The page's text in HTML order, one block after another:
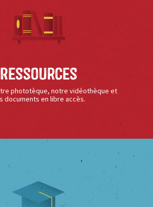
Ressources
phototèque, notre vidéothèque et
documents en libre accès.